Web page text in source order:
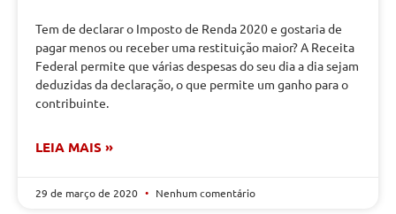
Tem de declarar o Imposto de Renda 2020 e gostaria de
pagar menos ou receber uma restituição maior? A Receita
Federal permite que várias despesas do seu dia a dia sejam
deduzidas da declaração, o que permite um ganho para o
contribuinte.
LEIA MAIS »
29 de março de 2020 Nenhum comentário